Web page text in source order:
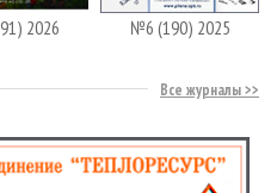
2026 №6 (190) 2025
Все журналы